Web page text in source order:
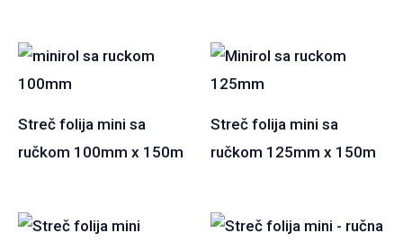
Streč folija mini sa
ručkom 100mm x 150m
Streč folija mini sa
ručkom 125mm x 150m